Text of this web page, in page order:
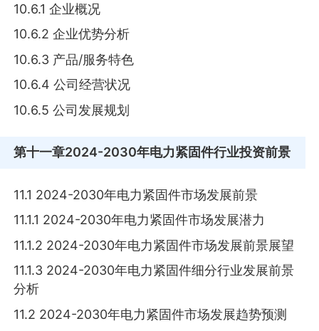
10.6.1 企业概况
10.6.2 企业优势分析
10.6.3 产品/服务特色
10.6.4 公司经营状况
10.6.5 公司发展规划
第十一章2024-2030年电力紧固件行业投资前景
11.1 2024-2030年电力紧固件市场发展前景
11.1.1 2024-2030年电力紧固件市场发展潜力
11.1.2 2024-2030年电力紧固件市场发展前景展望
11.1.3 2024-2030年电力紧固件细分行业发展前景
分析
11.2 2024-2030年电力紧固件市场发展趋势预测